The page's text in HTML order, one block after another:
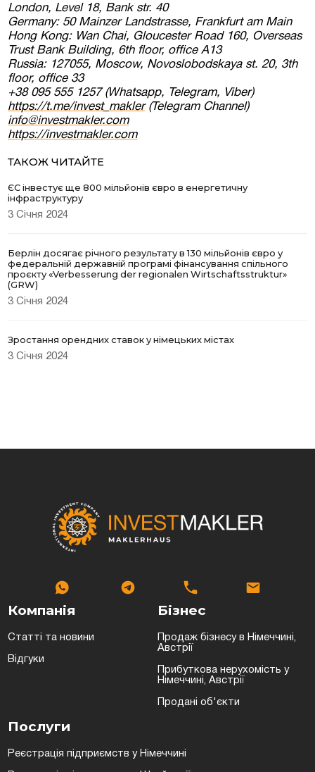
London, Level 18, Bank str. 40
Germany: 50 Mainzer Landstrasse, Frankfurt am Main
Hong Kong: Wan Chai, Gloucester Road 160, Overseas
Trust Bank Building, 6th floor, office A13
Russia: 127055, Moscow, Novoslobodskaya st. 20, 3th
floor, office 33
+38 095 555 1257 (Whatsapp, Telegram, Viber)
https://t.me/invest_makler(Telegram Channel)
info@investmakler.com
https://investmakler.com
ТАКОЖ ЧИТАЙТЕ
ЄС інвестує ще 800 мільйонів євро в енергетичну
інфраструктуру
3 Січня 2024
Берлін досягає річного результату в 130 мільйонів євро у
федеральній державній програмі фінансування спільного
проєкту «Verbesserung der regionalen Wirtschaftsstruktur»
(GRW)
3 Січня 2024
Зростання орендних ставок у німецьких містах
3 Січня 2024
Компанія
Статті та новини
Відгуки
Бізнес
Продаж бізнесу в Німеччині,
Австрії
Прибуткова нерухомість у
Німеччині, Австрії
Продані об'єкти
Послуги
Реєстрація підприємств у Німеччині